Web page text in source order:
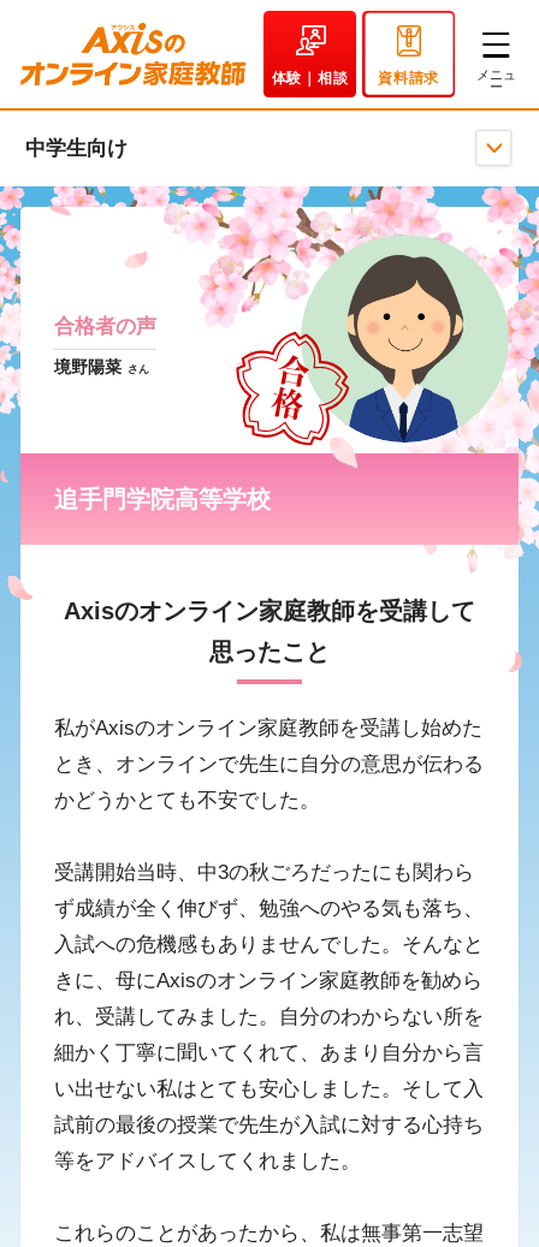
体験｜相談 資料請求
中学生向け
合格者の声
境野陽菜 さん
追手門学院高等学校
Axisのオンライン家庭教師を受講して
思ったこと
私がAxisのオンライン家庭教師を受講し始めた
とき、オンラインで先生に自分の意思が伝わる
かどうかとても不安でした。
受講開始当時、中3の秋ごろだったにも関わら
ず成績が全く伸びず、勉強へのやる気も落ち、
入試への危機感もありませんでした。そんなと
きに、母にAxisのオンライン家庭教師を勧めら
れ、受講してみました。自分のわからない所を
細かく丁寧に聞いてくれて、あまり自分から言
い出せない私はとても安心しました。そして入
試前の最後の授業で先生が入試に対する心持ち
等をアドバイスしてくれました。
これらのことがあったから、私は無事第一志望